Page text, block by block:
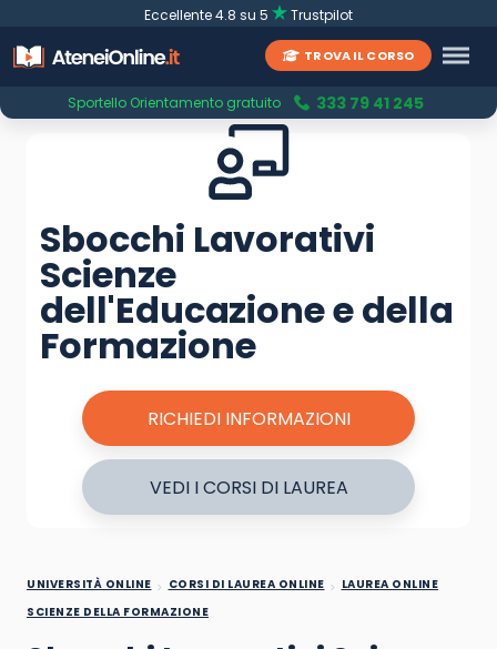
Eccellente 4.8 su 5 Trustpilot
TROVA IL CORSO
Sportello Orientamento gratuito 333 79 41 245
Sbocchi Lavorativi
Scienze
dell'Educazione e della
Formazione
RICHIEDI INFORMAZIONI
VEDI I CORSI DI LAUREA
UNIVERSITÀ ONLINE CORSI DI LAUREA ONLINE
LAUREA ONLINE
SCIENZE DELLA FORMAZIONE